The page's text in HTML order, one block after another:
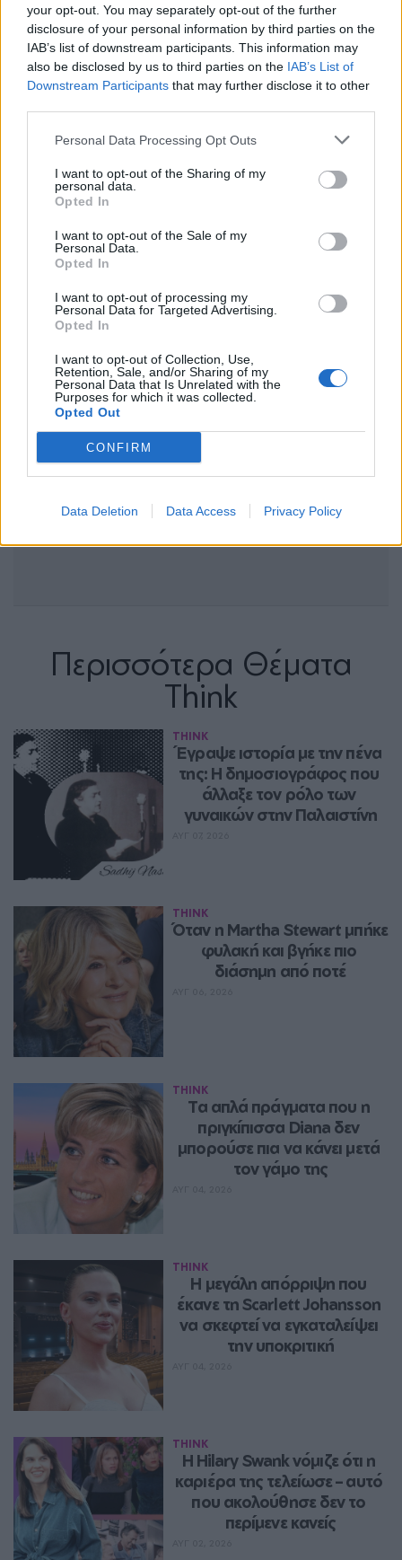
your opt-out. You may separately opt-out of the further
disclosure of your personal information by third parties on the
IAB’s list of downstream participants. This information may
also be disclosed by us to third parties on the IAB’s List of
Downstream Participants that may further disclose it to other
Personal Data Processing Opt Outs
I want to opt-out of the Sharing of my
personal data.
Opted In
I want to opt-out of the Sale of my
Personal Data.
Opted In
I want to opt-out of processing my
Personal Data for Targeted Advertising.
Opted In
I want to opt-out of Collection, Use,
Retention, Sale, and/or Sharing of my
Personal Data that Is Unrelated with the
Purposes for which it was collected.
Opted Out
CONFIRM
Data Deletion Data Access Privacy Policy
Ακολουθήστε το Pink.gr στοGoogle Newsκαι
μάθετε πρώτοι τα πιο hot νέα.
Περισσότερα Θέματα
Think
THINK
Έγραψε ιστορία με την πένα
της: Η δημοσιογράφος που
άλλαξε τον ρόλο των
γυναικών στην Παλαιστίνη
THINK
Όταν η Martha Stewart μπήκε
φυλακή και βγήκε πιο
διάσημη από ποτέ
THINK
Τα απλά πράγματα που η
πριγκίπισσα Diana δεν
μπορούσε πια να κάνει μετά
τον γάμο της
THINK
Η μεγάλη απόρριψη που
έκανε τη Scarlett Johansson
να σκεφτεί να εγκαταλείψει
την υποκριτική
THINK
Η Hilary Swank νόμιζε ότι η
καριέρα της τελείωσε – αυτό
που ακολούθησε δεν το
περίμενε κανείς